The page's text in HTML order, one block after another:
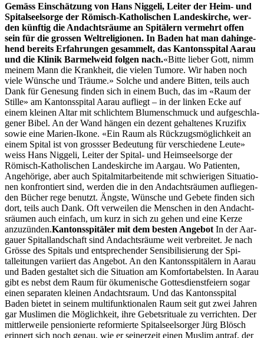
Gemäss Ein­schätzung von Hans Niggeli, Leit­er der Heim- und
Spi­talseel­sorge der Römisch-Katholis­chen Lan­deskirche, wer­
den kün­ftig die Andacht­sräume an Spitälern ver­mehrt offen
sein für die grossen Wel­tre­li­gio­nen. In Baden hat man dahinge­
hend bere­its Erfahrun­gen gesam­melt, das Kan­ton­sspi­tal Aarau
und die Klinik Barmel­weid fol­gen nach.«Bitte lieber Gott, nimm
meinem Mann die Krankheit, die vie­len Tumore. Wir haben noch
viele Wün­sche und Träume.» Solche und andere Bit­ten, teils auch
Dank für Gene­sung find­en sich in einem Buch, das im «Raum der
Stille» am Kan­ton­sspi­tal Aarau aufliegt – in der linken Ecke auf
einem kleinen Altar mit schlichtem Blu­men­schmuck und aufgeschla­
gen­er Bibel. An der Wand hän­gen ein dezent gehaltenes Kruz­i­fix
sowie eine Marien-Ikone. «Ein Raum als Rück­zugsmöglichkeit an
einem Spi­tal ist von grosss­er Bedeu­tung für ver­schiedene Leute»
weiss Hans Niggeli, Leit­er der Spi­tal- und Heim­seel­sorge der
Römisch-Katholis­chen Lan­deskirche im Aar­gau. Wo Patien­ten,
Ange­hörige, aber auch Spi­talmi­tar­bei­t­ende mit schwieri­gen Sit­u­a­tio­
nen kon­fron­tiert sind, wer­den die in den Andacht­sräu­men aufliegen­
den Büch­er rege benutzt. Äng­ste, Wün­sche und Gebete find­en sich
dort, teils auch Dank. Oft ver­weilen die Men­schen in den Andacht­
sräu­men auch ein­fach, um kurz in sich zu gehen und eine Kerze
anzuzün­den.Kan­ton­sspitäler mit dem besten Ange­bot In der Aar­
gauer Spi­tal­land­schaft sind Andacht­sräume weit ver­bre­it­et. Je nach
Grösse des Spi­tals und entsprechen­der Sen­si­bil­isierung der Spi­
talleitun­gen vari­iert das Ange­bot. An den Kan­ton­sspitälern in Aarau
und Baden gestal­tet sich die Sit­u­a­tion am Kom­fort­a­bel­sten. In Aarau
gibt es neb­st dem Raum für öku­menis­che Gottes­di­en­st­feiern sog­ar
einen sep­a­rat­en kleinen Andacht­sraum. Und das Kan­ton­sspi­tal
Baden bietet in seinem mul­ti­funk­tionalen Raum seit gut zwei Jahren
gar Mus­li­men die Möglichkeit, ihre Gebet­srituale zu ver­richt­en. Der
mit­tler­weile pen­sion­ierte reformierte Spi­talseel­sorg­er Jürg Blösch
erin­nert sich noch genau, wie er sein­erzeit einen Mus­lim antraf, der